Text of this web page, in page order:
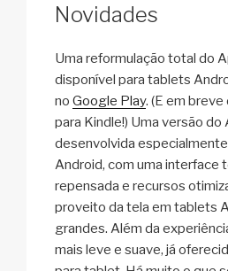
Novidades
Uma reformulação total do
disponível para tablets
no Google Play. (E em
para Kindle!) Uma versão do
desenvolvida
Android, com uma interface
repensada e recursos
proveito da tela em tablets
grandes. Além da
mais leve e suave, já